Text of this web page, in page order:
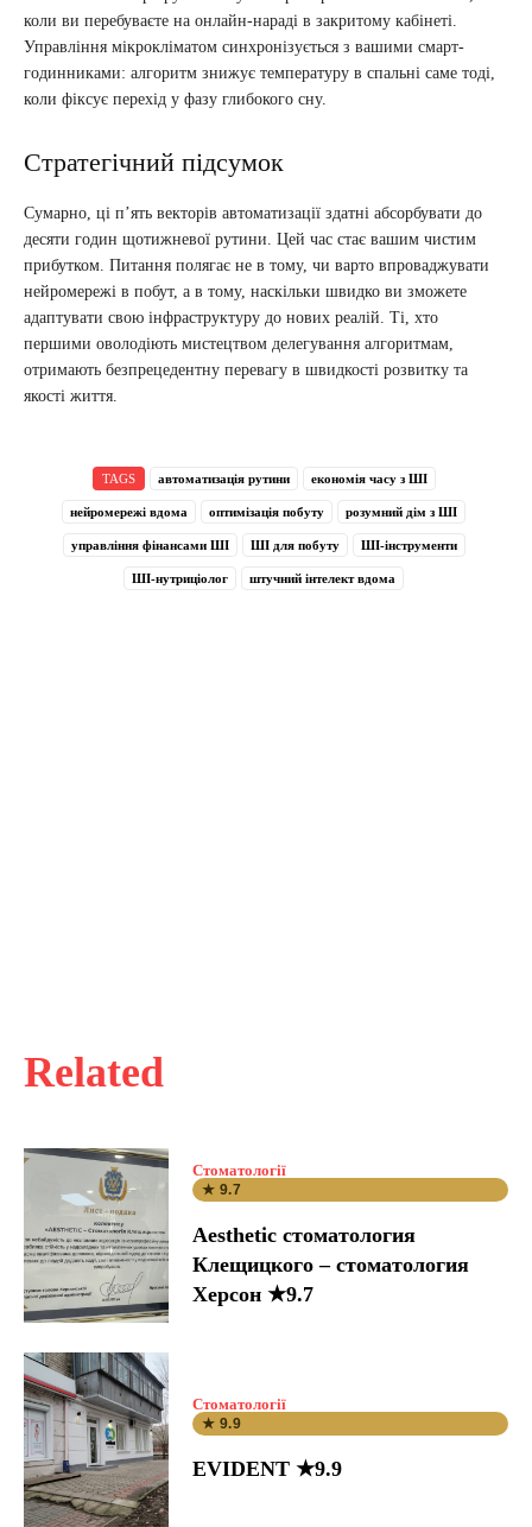
Related
Стоматології
★ 9.7
Aesthetic стоматология
Клещицкого – стоматология
Херсон ★9.7
Стоматології
★ 9.9
EVIDENT ★9.9
коли ви перебуваєте на онлайн-нараді в закритому кабінеті.
Управління мікрокліматом синхронізується з вашими смарт-
годинниками: алгоритм знижує температуру в спальні саме тоді,
коли фіксує перехід у фазу глибокого сну.
Стратегічний підсумок
Сумарно, ці п’ять векторів автоматизації здатні абсорбувати до
десяти годин щотижневої рутини. Цей час стає вашим чистим
прибутком. Питання полягає не в тому, чи варто впроваджувати
нейромережі в побут, а в тому, наскільки швидко ви зможете
адаптувати свою інфраструктуру до нових реалій. Ті, хто
першими оволодіють мистецтвом делегування алгоритмам,
отримають безпрецедентну перевагу в швидкості розвитку та
якості життя.
TAGS автоматизація рутини економія часу з ШІ
нейромережі вдома оптимізація побуту розумний дім з ШІ
управління фінансами ШІ ШІ для побуту ШІ-інструменти
ШІ-нутриціолог штучний інтелект вдома